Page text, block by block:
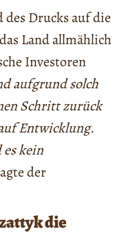
des Drucks auf die
Land allmählich
Investoren
aufgrund solch
Schritt zurück
Entwicklung.
kein
der
die